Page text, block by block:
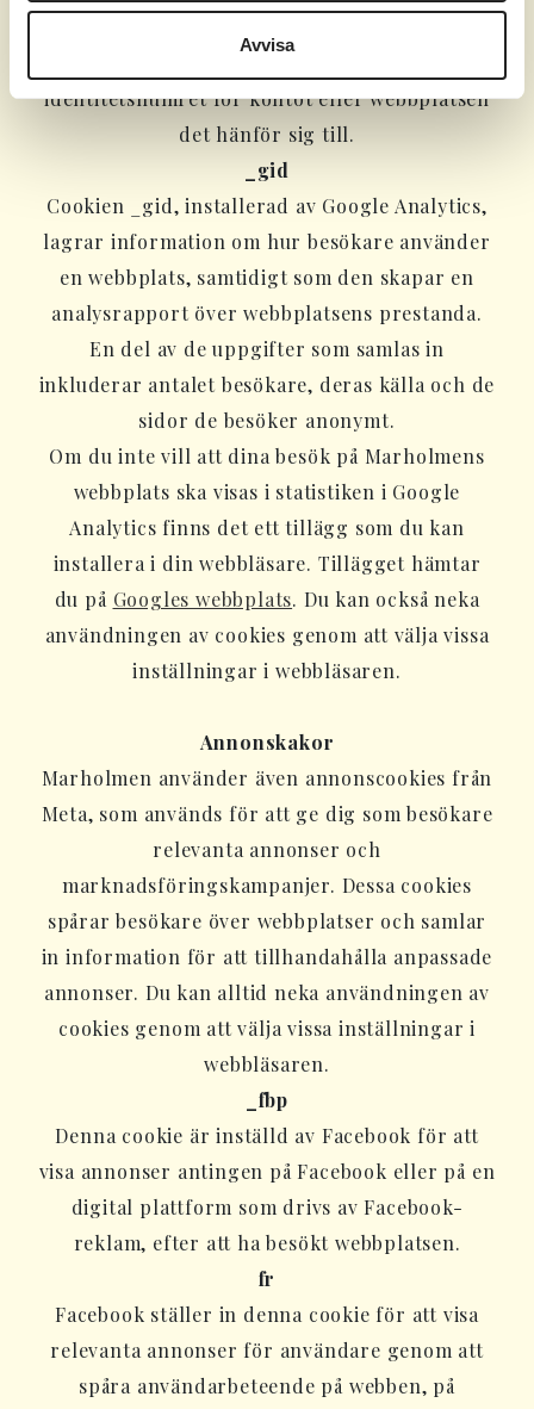
Avvisa
identitetsnumret för kontot eller webbplatsen
det hänför sig till.
_gid
Cookien _gid, installerad av Google Analytics,
lagrar information om hur besökare använder
en webbplats, samtidigt som den skapar en
analysrapport över webbplatsens prestanda.
En del av de uppgifter som samlas in
inkluderar antalet besökare, deras källa och de
sidor de besöker anonymt.
Om du inte vill att dina besök på Marholmens
webbplats ska visas i statistiken i Google
Analytics finns det ett tillägg som du kan
installera i din webbläsare. Tillägget hämtar
du på Googles webbplats. Du kan också neka
användningen av cookies genom att välja vissa
inställningar i webbläsaren.
Annonskakor
Marholmen använder även annonscookies från
Meta, som används för att ge dig som besökare
relevanta annonser och
marknadsföringskampanjer. Dessa cookies
spårar besökare över webbplatser och samlar
in information för att tillhandahålla anpassade
annonser. Du kan alltid neka användningen av
cookies genom att välja vissa inställningar i
webbläsaren.
_fbp
Denna cookie är inställd av Facebook för att
visa annonser antingen på Facebook eller på en
digital plattform som drivs av Facebook-
reklam, efter att ha besökt webbplatsen.
fr
Facebook ställer in denna cookie för att visa
relevanta annonser för användare genom att
spåra användarbeteende på webben, på